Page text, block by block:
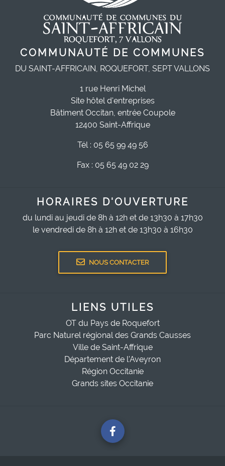
COMMUNAUTÉ DE COMMUNES
DU SAINT-AFFRICAIN, ROQUEFORT, SEPT VALLONS
1 rue Henri Michel
Site hôtel d'entreprises
Bâtiment Occitan, entrée Coupole
12400 Saint-Affrique
Tél : 05 65 99 49 56
Fax : 05 65 49 02 29
HORAIRES D'OUVERTURE
du lundi au jeudi de 8h à 12h et de 13h30 à 17h30
le vendredi de 8h à 12h et de 13h30 à 16h30
NOUS CONTACTER
LIENS UTILES
OT du Pays de Roquefort
Parc Naturel régional des Grands Causses
Ville de Saint-Affrique
Département de l'Aveyron
Région Occitanie
Grands sites Occitanie